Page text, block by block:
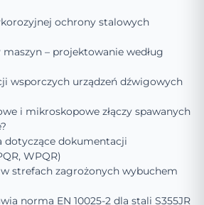
ochrony stalowych
– projektowanie według
wsporczych urządzeń dźwigowych
i mikroskopowe złączy spawanych
dotyczące dokumentacji
WPQR)
strefach zagrożonych wybuchem
norma EN 10025-2 dla stali S355JR